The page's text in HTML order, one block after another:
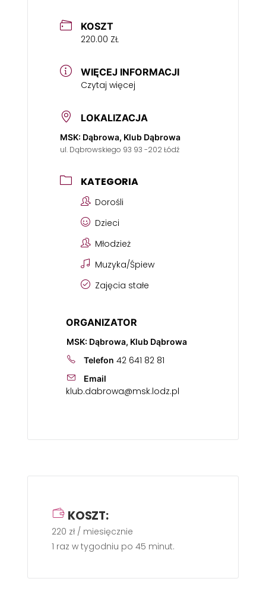
KOSZT
220.00 ZŁ
WIĘCEJ INFORMACJI
Czytaj więcej
LOKALIZACJA
MSK: Dąbrowa, Klub Dąbrowa
ul. Dąbrowskiego 93 93 -202 Łódź
KATEGORIA
Dorośli
Dzieci
Młodzież
Muzyka/Śpiew
Zajęcia stałe
ORGANIZATOR
MSK: Dąbrowa, Klub Dąbrowa
Telefon 42 641 82 81
Email
klub.dabrowa@msk.lodz.pl
KOSZT:
220 zł / miesięcznie
1 raz w tygodniu po 45 minut.